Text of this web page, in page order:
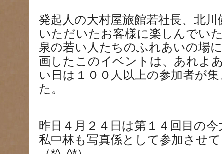
発起人の大村屋旅館若社長、北
いただいたお客様に楽しんでい
泉の若い人たちのふれあいの場
画したこのイベントは、あれよ
い日は１００人以上の参加者が
た。
昨日４月２４日は第１４回目の今
私中林も写真係として参加させ